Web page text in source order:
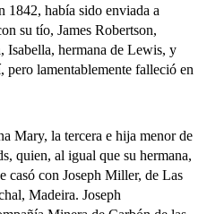
1842, había sido enviada a
su tío, James Robertson,
Isabella, hermana de Lewis, y
pero lamentablemente falleció en
la tercera e hija menor de
quien, al igual que su hermana,
casó con Joseph Miller, de Las
Madeira. Joseph